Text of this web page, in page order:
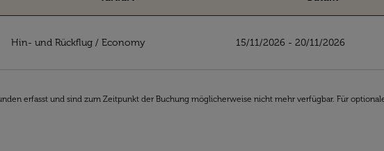
Hin- und Rückflug / Economy 15/11/2026 - 20/11/2026
erfasst und sind zum Zeitpunkt der Buchung möglicherweise nicht mehr verfügbar. Für